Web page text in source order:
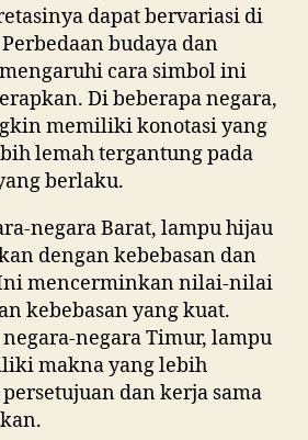
dapat bervariasi di
budaya dan
cara simbol ini
Di beberapa negara,
memiliki konotasi yang
lemah tergantung pada
berlaku.
negara Barat, lampu hijau
dengan kebebasan dan
mencerminkan nilai-nilai
kebebasan yang kuat.
negara Timur, lampu
makna yang lebih
dan kerja sama